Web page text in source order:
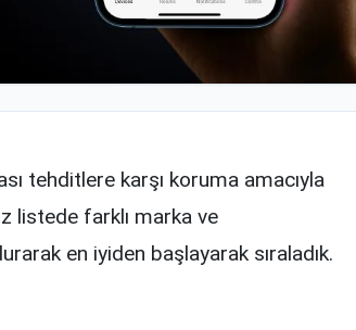
tehditlere karşı koruma amacıyla
listede farklı marka ve
en iyiden başlayarak sıraladık.